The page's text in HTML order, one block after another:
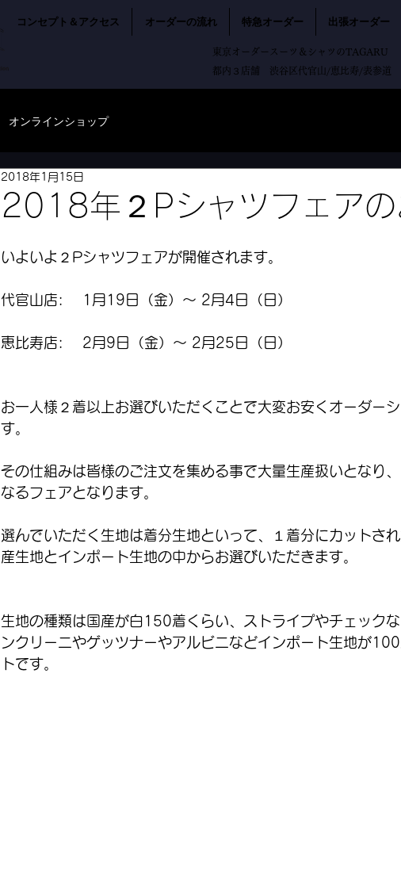
コンセプト＆アクセス オーダーの流れ 特急オーダー 出張オーダー
東京オーダースーツ＆シャツのTAGARU
都内３店舗 渋谷区代官山/恵比寿/表参道
オンラインショップ
2018年２Pシャツフェアの
2018年1月15日
いよいよ２Pシャツフェアが開催されます。
代官山店: 　1月19日（金）〜 2月4日（日）
恵比寿店: 　2月9日（金）〜 2月25日（日）
お一人様２着以上お選びいただくことで大変お安くオーダー
す。
その仕組みは皆様のご注文を集める事で大量生産扱いとなり
なるフェアとなります。
選んでいただく生地は着分生地といって、１着分にカットさ
産生地とインポート生地の中からお選びいただきます。
生地の種類は国産が白150着くらい、ストライプやチェック
ンクリーニやゲッツナーやアルビニなどインポート生地が
トです。